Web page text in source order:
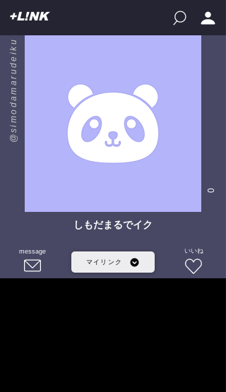
+L!NK
@simodamarudeiku
0
しもだまるでイク
message
マイリンク
いいね